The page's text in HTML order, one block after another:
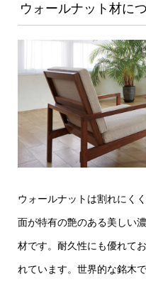
ウォールナット材に
ウォールナットは割れにく
面が特有の艶のある美しい
材です。耐久性にも優れて
れています。世界的な銘木